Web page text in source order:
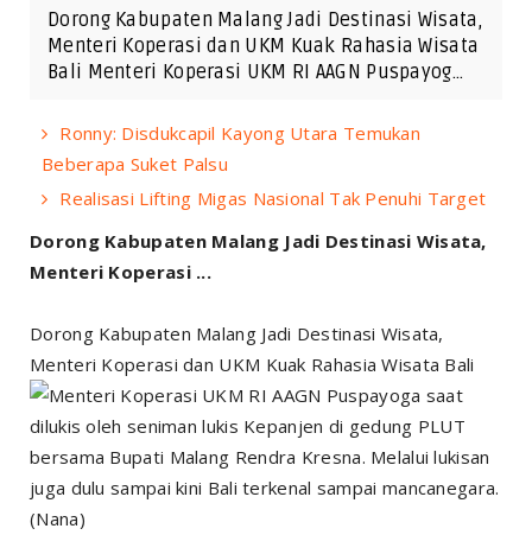
Dorong Kabupaten Malang Jadi Destinasi Wisata,
Menteri Koperasi dan UKM Kuak Rahasia Wisata
Bali Menteri Koperasi UKM RI AAGN Puspayog…
Ronny: Disdukcapil Kayong Utara Temukan
Beberapa Suket Palsu
Realisasi Lifting Migas Nasional Tak Penuhi Target
Dorong Kabupaten Malang Jadi Destinasi Wisata,
Menteri Koperasi ...
Dorong Kabupaten Malang Jadi Destinasi Wisata,
Menteri Koperasi dan UKM Kuak Rahasia Wisata Bali